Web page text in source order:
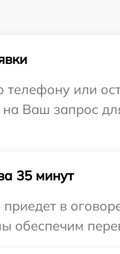
или
на Ваш запрос
35 минут
в
обеспечим